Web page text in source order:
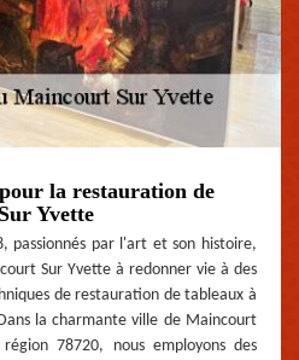
la restauration de
Yvette
passionnés par l'art et son histoire,
Sur Yvette à redonner vie à des
de restauration de tableaux à
la charmante ville de Maincourt
78720, nous employons des